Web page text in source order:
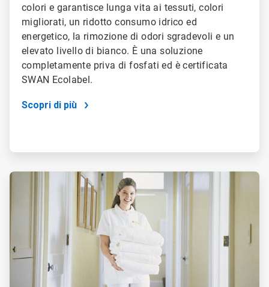
colori e garantisce lunga vita ai tessuti, colori
migliorati, un ridotto consumo idrico ed
energetico, la rimozione di odori sgradevoli e un
elevato livello di bianco. È una soluzione
completamente priva di fosfati ed è certificata
SWAN Ecolabel.
Scopri di più
ArticleTile